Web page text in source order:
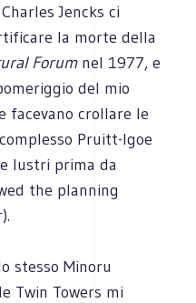
Jencks ci
la morte della
Forumnel 1977, e
del mio
facevano crollare le
Pruitt-Igoe
lustri prima da
the planning
stesso Minoru
Twin Towers mi